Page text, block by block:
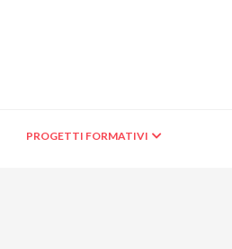
PROGETTI FORMATIVI